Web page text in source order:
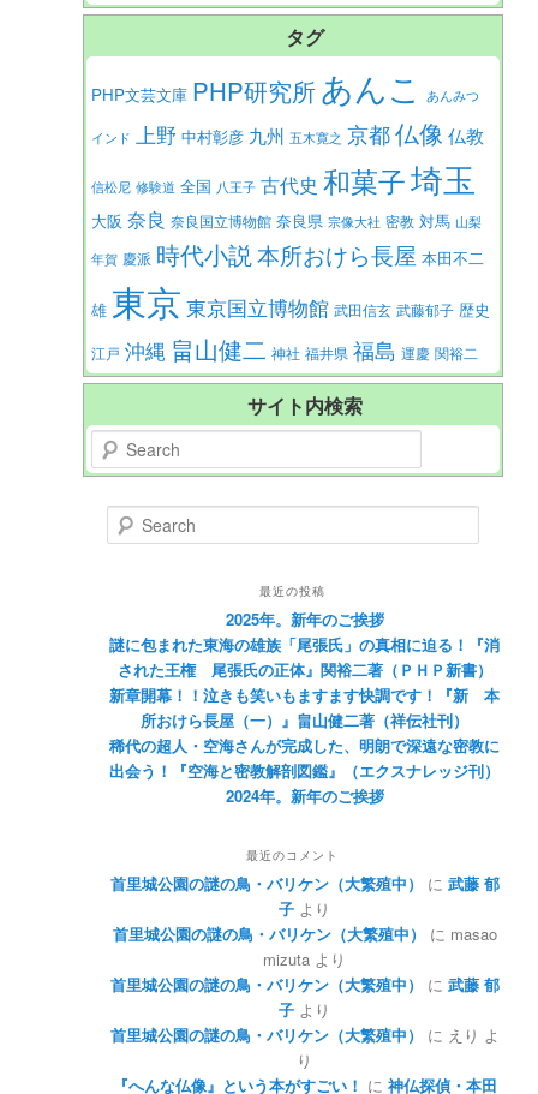
タグ
PHP文芸文庫 PHP研究所あんこ あんみつ
インド 上野 中村彰彦 九州 五木寛之 京都仏像 仏教
信松尼 修験道 全国 八王子 古代史 和菓子埼玉
大阪 奈良 奈良国立博物館 奈良県 宗像大社 密教 対馬 山梨
年賀 慶派 時代小説 本所おけら長屋 本田不二
雄 東京 東京国立博物館 武田信玄 武藤郁子 歴史
江戸 沖縄 畠山健二 神社 福井県 福島 運慶 関裕二
サイト内検索
Search
Search
最近の投稿
2025年。新年のご挨拶
謎に包まれた東海の雄族「尾張氏」の真相に迫る！『消
された王権 尾張氏の正体』関裕二著（ＰＨＰ新書）
新章開幕！！泣きも笑いもますます快調です！『新 本
所おけら長屋（一）』畠山健二著（祥伝社刊）
稀代の超人・空海さんが完成した、明朗で深遠な密教に
出会う！『空海と密教解剖図鑑』（エクスナレッジ刊）
2024年。新年のご挨拶
最近のコメント
首里城公園の謎の鳥・バリケン（大繁殖中） に 武藤 郁
子 より
首里城公園の謎の鳥・バリケン（大繁殖中）
に masao
mizuta より
首里城公園の謎の鳥・バリケン（大繁殖中）
に 武藤 郁
子 より
首里城公園の謎の鳥・バリケン（大繁殖中）
に えり よ
り
『へんな仏像』という本がすごい！ に 神仏探偵・本田